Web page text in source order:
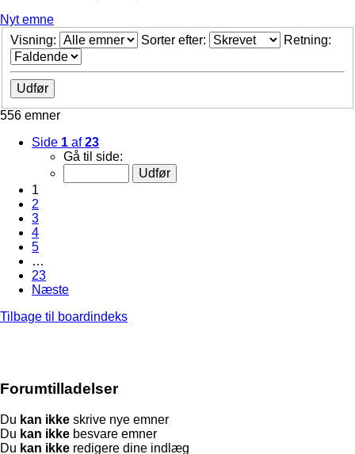
Nyt emne
Visning:
Sorter efter: Retning:
556 emner
Side 1 af23
Gå til side:
1
2
3
4
5
…
23
Næste
Tilbage til boardindeks
Forumtilladelser
Du kan ikke skrive nye emner
Du kan ikke besvare emner
Du kan ikke redigere dine indlæg